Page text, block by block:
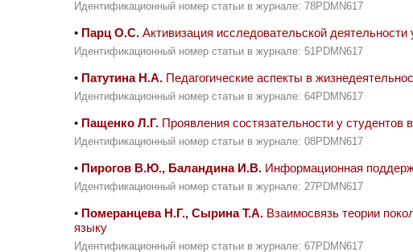
Идентификационный номер статьи в журнале: 78PDMN617
• Парц О.С. Активизация исследовательской
Идентификационный номер статьи в журнале: 51PDMN617
• Патутина Н.А. Педагогические аспекты в
Идентификационный номер статьи в журнале: 64PDMN617
• Пащенко Л.Г. Проявления состязательности у студентов
Идентификационный номер статьи в журнале: 08PDMN617
• Пирогов В.Ю., Баландина И.В. Информационная
Идентификационный номер статьи в журнале: 27PDMN617
• Померанцева Н.Г., Сырина Т.А. Взаимосвязь теории
языку
Идентификационный номер статьи в журнале: 67PDMN617